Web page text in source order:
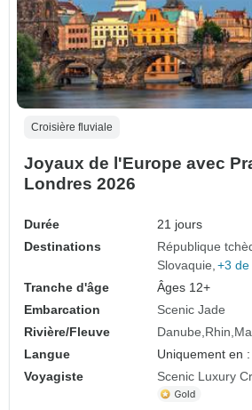
Croisière fluviale
Joyaux de l'Europe avec
Londres 2026
Durée
21 jours
Destinations
République
Slovaquie +3
Tranche d'âge
Âges 12+
Embarcation
Scenic Jade
Rivière/Fleuve
Danube Rhin
Langue
Uniquement en
Voyagiste
Scenic Luxury